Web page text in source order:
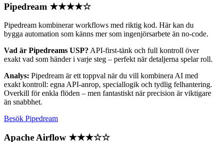
Pipedream ★★★★☆
Pipedream kombinerar workflows med riktig kod. Här kan du
bygga automation som känns mer som ingenjörsarbete än no-code.
Vad är Pipedreams USP? API-first-tänk och full kontroll över
exakt vad som händer i varje steg – perfekt när detaljerna spelar roll.
Analys: Pipedream är ett toppval när du vill kombinera AI med
exakt kontroll: egna API-anrop, speciallogik och tydlig felhantering.
Overkill för enkla flöden – men fantastiskt när precision är viktigare
än snabbhet.
Besök Pipedream
Apache Airflow ★★★☆☆